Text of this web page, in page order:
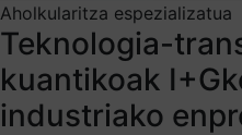
Aholkularitza espezializatua
Teknologia-
kuantikoak
industriako